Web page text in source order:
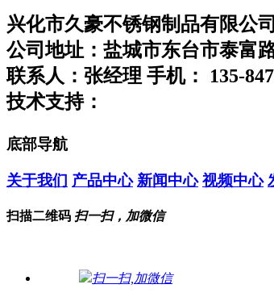
兴化市久豪不锈钢制品有限公司
公司地址：盐城市东台市泰富
联系人：张经理 手机： 135-
技术支持：
底部导航
关于我们 产品中心 新闻中心 视频中心
扫描二维码 扫一扫，加微信
扫一扫,加微信